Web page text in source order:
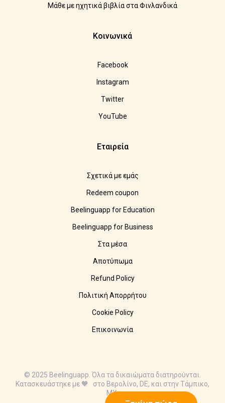
Μάθε με ηχητικά βιβλία στα Φινλανδικά
Κοινωνικά
Facebook
Instagram
Twitter
YouTube
Εταιρεία
Σχετικά με εμάς
Redeem coupon
Beelinguapp for Education
Beelinguapp for Business
Στα μέσα
Αποτύπωμα
Refund Policy
Πολιτική Απορρήτου
Cookie Policy
Επικοινωνία
© 2025 Beelinguapp. Όλα τα δικαιώματα διατηρούνται.
Κατασκευάστηκε με 🧡 στο Βερολίνο, DE, και στην Τάμπικο,
MX.